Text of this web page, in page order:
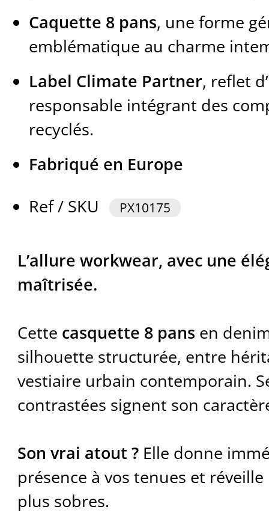
Caquette 8 pans, une forme
emblématique au charme
Label Climate Partner, reflet
responsable intégrant des
recyclés.
Fabriqué en Europe
Ref / SKU
PX10175
L’allure workwear, avec une
maîtrisée.
Cette casquette 8 pans en
silhouette structurée, entre
vestiaire urbain contemporain.
contrastées signent son
Son vrai atout ?Elle donne
présence à vos tenues et
plus sobres.